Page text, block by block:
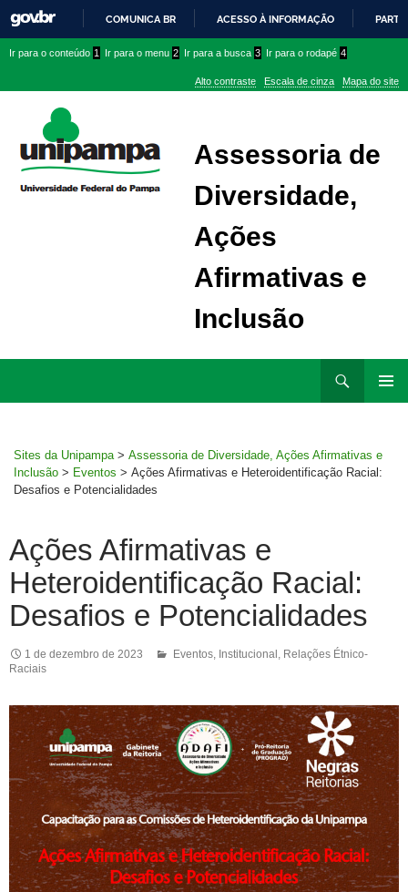
PARA
CONTEÚDO
COMUNICA BR ACESSO À INFORMAÇÃO
conteúdo
menu
superior
menu
Ir para o conteúdo 1 Ir para o menu 2 Ir para a busca 3 Ir para o rodapé 4
Alto contraste Escala de cinza Mapa do site
Assessoria de
Diversidade,
Ações
Afirmativas e
Inclusão
Sites da Unipampa > Assessoria de Diversidade, Ações Afirmativas e
Inclusão > Eventos > Ações Afirmativas e Heteroidentificação Racial:
Desafios e Potencialidades
Ações Afirmativas e
Heteroidentificação Racial:
Desafios e Potencialidades
1 de dezembro de 2023 Eventos Institucional Relações Étnico-
Raciais